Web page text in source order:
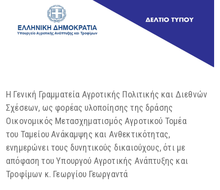
Η Γενική Γραμματεία Αγροτικής Πολιτικής και Διεθνών
Σχέσεων, ως φορέας υλοποίησης της δράσης
Οικονομικός Μετασχηματισμός Αγροτικού Τομέα
του Ταμείου Ανάκαμψης και Ανθεκτικότητας,
ενημερώνει τους δυνητικούς δικαιούχους, ότι με
απόφαση του Υπουργού Αγροτικής Ανάπτυξης και
Τροφίμων κ. Γεωργίου Γεωργαντά